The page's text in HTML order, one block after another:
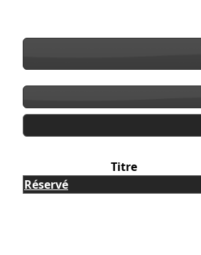
Titre
Réservé